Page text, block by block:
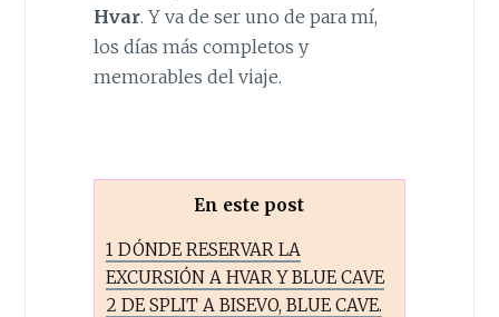
Hvar. Y va de ser uno de para mí,
los días más completos y
memorables del viaje.
En este post
1 DÓNDE RESERVAR LA
EXCURSIÓN A HVAR Y BLUE CAVE
2 DE SPLIT A BISEVO, BLUE CAVE.